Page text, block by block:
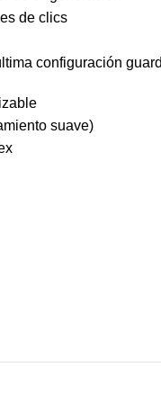
de clics
configuración
suave)